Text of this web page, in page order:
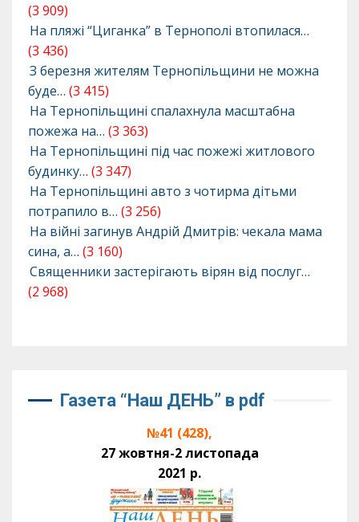
(3 909)
На пляжі “Циганка” в Тернополі втопилася…
(3 436)
З березня жителям Тернопільщини не можна
буде… (3 415)
На Тернопільщині спалахнула масштабна
пожежа на… (3 363)
На Тернопільщині під час пожежі житлового
будинку… (3 347)
На Тернопільщині авто з чотирма дітьми
потрапило в… (3 256)
На війні загинув Андрій Дмитрів: чекала мама
сина, а… (3 160)
Священники застерігають вірян від послуг…
(2 968)
Газета “Наш ДЕНЬ” в pdf
№41 (428),
27 жовтня-2 листопада
2021 р.